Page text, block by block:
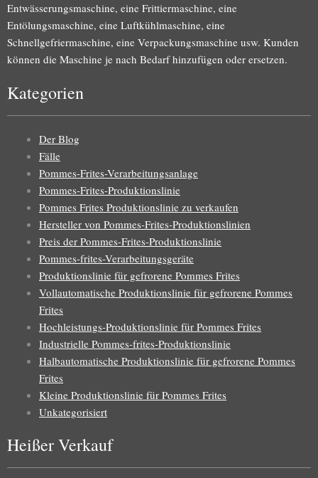
Entwässerungsmaschine, eine Frittiermaschine, eine
Entölungsmaschine, eine Luftkühlmaschine, eine
Schnellgefriermaschine, eine Verpackungsmaschine usw. Kunden
können die Maschine je nach Bedarf hinzufügen oder ersetzen.
Kategorien
Der Blog
Fälle
Pommes-Frites-Verarbeitungsanlage
Pommes-Frites-Produktionslinie
Pommes Frites Produktionslinie zu verkaufen
Hersteller von Pommes-Frites-Produktionslinien
Preis der Pommes-Frites-Produktionslinie
Pommes-frites-Verarbeitungsgeräte
Produktionslinie für gefrorene Pommes Frites
Vollautomatische Produktionslinie für gefrorene Pommes
Frites
Hochleistungs-Produktionslinie für Pommes Frites
Industrielle Pommes-frites-Produktionslinie
Halbautomatische Produktionslinie für gefrorene Pommes
Frites
Kleine Produktionslinie für Pommes Frites
Unkategorisiert
Heißer Verkauf